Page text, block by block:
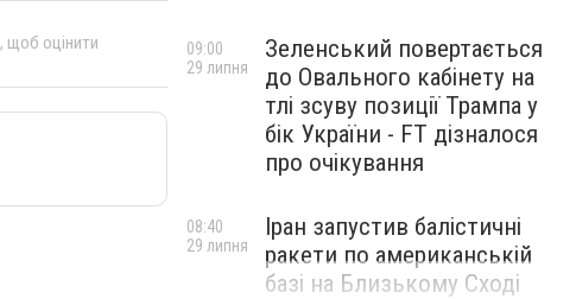
, щоб оцінити
Зеленський повертається
до Овального кабінету на
тлі зсуву позиції Трампа у
бік України - FT дізналося
про очікування
09:00
29 липня
Іран запустив балістичні
ракети по американській
базі на Близькому Сході
08:40
29 липня